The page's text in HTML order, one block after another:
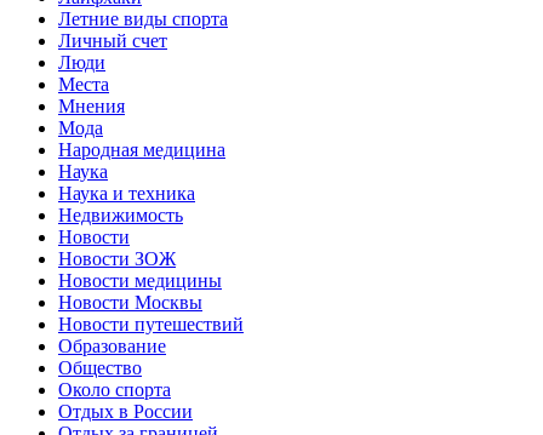
Летние виды спорта
Личный счет
Люди
Места
Мнения
Мода
Народная медицина
Наука
Наука и техника
Недвижимость
Новости
Новости ЗОЖ
Новости медицины
Новости Москвы
Новости путешествий
Образование
Общество
Около спорта
Отдых в России